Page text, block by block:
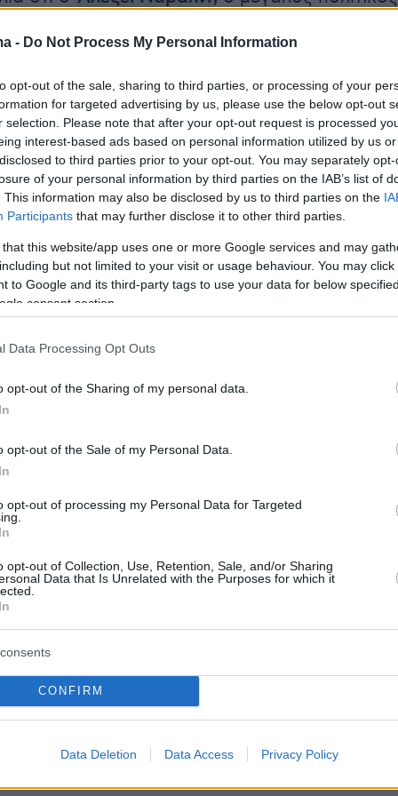
- Do Not Process My Personal Information
opt-out of the sale, sharing to third parties, or processing of your
for targeted advertising by us, please use the below opt-out
selection. Please note that after your opt-out request is processed
interest-based ads based on personal information utilized by us
to third parties prior to your opt-out. You may separately
of your personal information by third parties on the IAB’s list of
This information may also be disclosed by us to third parties on the
Participants that may further disclose it to other third parties.
that this website/app uses one or more Google services and may
but not limited to your visit or usage behaviour. You may
to Google and its third-party tags to use your data for below
consent section.
Data Processing Opt Outs
opt-out of the Sharing of my personal data.
opt-out of the Sale of my Personal Data.
opt-out of processing my Personal Data for Targeted
opt-out of Collection, Use, Retention, Sale, and/or Sharing
Data that Is Unrelated with the Purposes for which it
CONFIRM
Data Deletion Data Access Privacy Policy
με την ουσίανόβιτσοκ προχώρησε το
του λέγοντας ότι «ο Βλαντιμίρ Πούτιν
σύζυγό μου». «Κάπουσε μια φυλακή στον
ο Πούτιν δεν σκότωσε μόνο τον Αλεξέι
ήθελε να σκοτώσει την ελπίδα, την
μέλλον μας» πρόσθεσε στη δήλωσή της που
φράση «γειά σας είμαι η Γιούλια
θα έπρεπε να είναι στη θέση μου αλλά
από τον Βλαντιμίρ Πούτιν».
τη
υποστήριξε, αυτό που περιμένει η Μόσχα
τα ίχνη του νόβιτσοκ από τον